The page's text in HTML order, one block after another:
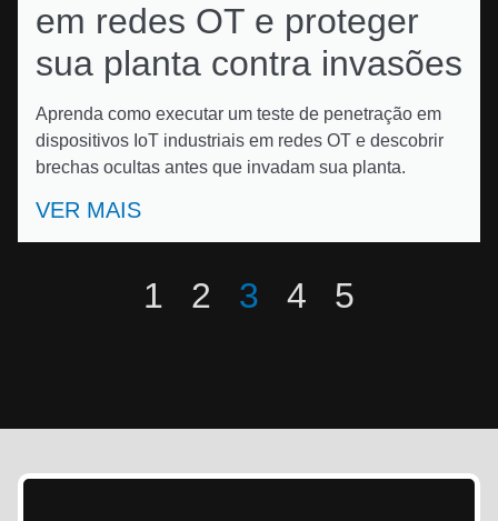
em redes OT e proteger
sua planta contra invasões
Aprenda como executar um teste de penetração em
dispositivos IoT industriais em redes OT e descobrir
brechas ocultas antes que invadam sua planta.
VER MAIS
1 2 3 4 5